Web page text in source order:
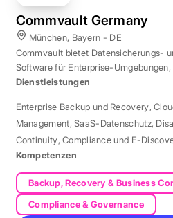
Commvault Germany
München, Bayern - DE
Commvault bietet Datensicherungs-
Software für Enterprise-
durch eine Niederlassung in München.
Dienstleistungen
Enterprise Backup und Recovery,
Management,SaaS-Datenschutz,
Continuity,Compliance und E-
Kompetenzen
Backup, Recovery & Business
Compliance & Governance